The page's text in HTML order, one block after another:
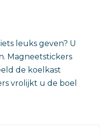
leuks geven? U
Magneetstickers
de koelkast
vrolijkt u de boel